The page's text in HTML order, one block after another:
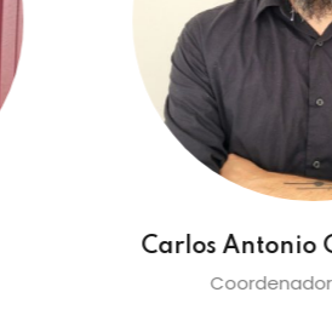
Carlos Antonio
Coordenador